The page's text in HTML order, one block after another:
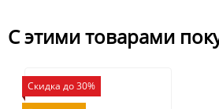
С этими товарами
Скидка до 30%